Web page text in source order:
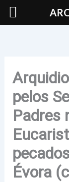
Skip
pelos
Padres
Évora